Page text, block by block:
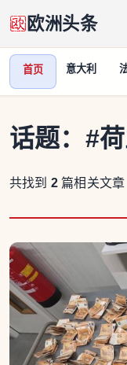
欧洲头条
首页 意大利
话题： #
共找到 2 篇相关文章